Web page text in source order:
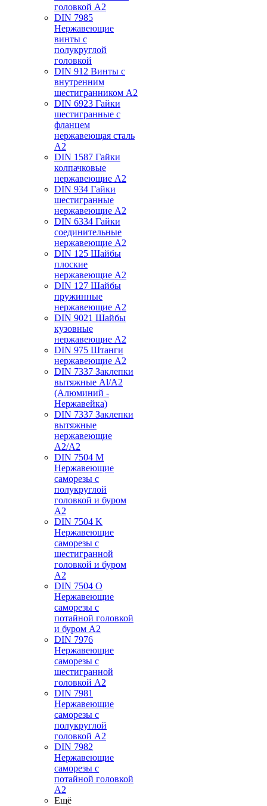
головкой А2
DIN 7985
Нержавеющие
винты с
полукруглой
головкой
DIN 912 Винты с
внутренним
шестигранником А2
DIN 6923 Гайки
шестигранные с
фланцем
нержавеющая сталь
А2
DIN 1587 Гайки
колпачковые
нержавеющие А2
DIN 934 Гайки
шестигранные
нержавеющие А2
DIN 6334 Гайки
соединительные
нержавеющие А2
DIN 125 Шайбы
плоские
нержавеющие А2
DIN 127 Шайбы
пружинные
нержавеющие А2
DIN 9021 Шайбы
кузовные
нержавеющие А2
DIN 975 Штанги
нержавеющие А2
DIN 7337 Заклепки
вытяжные Al/A2
(Алюминий -
Нержавейка)
DIN 7337 Заклепки
вытяжные
нержавеющие
A2/A2
DIN 7504 M
Нержавеющие
саморезы с
полукруглой
головкой и буром
А2
DIN 7504 K
Нержавеющие
саморезы с
шестигранной
головкой и буром
А2
DIN 7504 O
Нержавеющие
саморезы с
потайной головкой
и буром А2
DIN 7976
Нержавеющие
саморезы с
шестигранной
головкой А2
DIN 7981
Нержавеющие
саморезы с
полукруглой
головкой А2
DIN 7982
Нержавеющие
саморезы с
потайной головкой
А2
Ещё